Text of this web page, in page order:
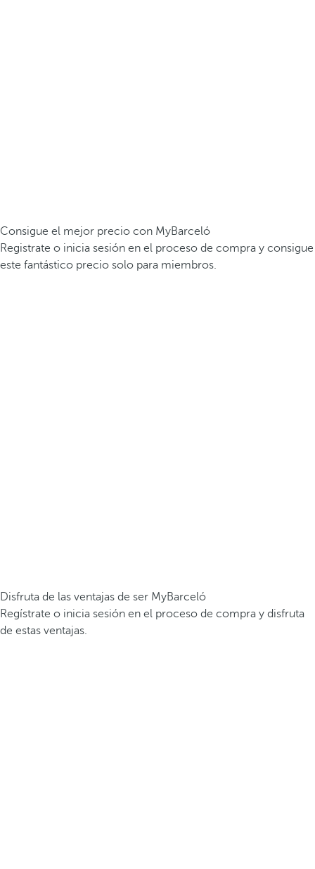
Consigue el mejor precio con MyBarceló
Registrate o inicia sesión en el proceso de compra y consigue
este fantástico precio solo para miembros.
Disfruta de las ventajas de ser MyBarceló
Regístrate o inicia sesión en el proceso de compra y disfruta
de estas ventajas.